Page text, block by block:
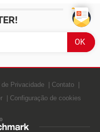
Privacidade
Contato
Configuração de cookies